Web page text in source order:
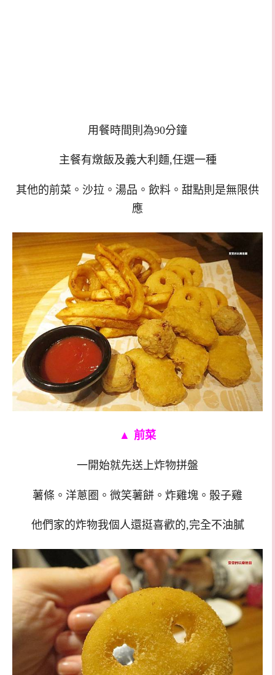
用餐時間則為90分鐘
主餐有燉飯及義大利麵,任選一種
其他的前菜。沙拉。湯品。飲料。甜點則是無限供
應
▲ 前菜
一開始就先送上炸物拼盤
薯條。洋蔥圈。微笑薯餅。炸雞塊。骰子雞
他們家的炸物我個人還挺喜歡的,完全不油膩